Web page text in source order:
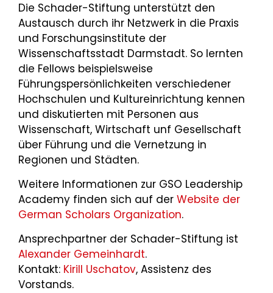
Die Schader-Stiftung unterstützt den
Austausch durch ihr Netzwerk in die Praxis
und Forschungsinstitute der
Wissenschaftsstadt Darmstadt. So lernten
die Fellows beispielsweise
Führungspersönlichkeiten verschiedener
Hochschulen und Kultureinrichtung kennen
und diskutierten mit Personen aus
Wissenschaft, Wirtschaft unf Gesellschaft
über Führung und die Vernetzung in
Regionen und Städten.
Weitere Informationen zur GSO Leadership
Academy finden sich auf der Website der
German Scholars Organization.
Ansprechpartner der Schader-Stiftung ist
Alexander Gemeinhardt.
Kontakt: Kirill Uschatov, Assistenz des
Vorstands.